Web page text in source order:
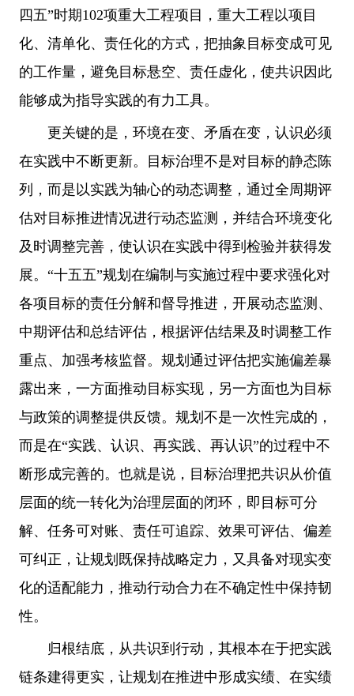
四五”时期102项重大工程项目，重大工程以项目
化、清单化、责任化的方式，把抽象目标变成可见
的工作量，避免目标悬空、责任虚化，使共识因此
能够成为指导实践的有力工具。
更关键的是，环境在变、矛盾在变，认识必须
在实践中不断更新。目标治理不是对目标的静态陈
列，而是以实践为轴心的动态调整，通过全周期评
估对目标推进情况进行动态监测，并结合环境变化
及时调整完善，使认识在实践中得到检验并获得发
展。“十五五”规划在编制与实施过程中要求强化对
各项目标的责任分解和督导推进，开展动态监测、
中期评估和总结评估，根据评估结果及时调整工作
重点、加强考核监督。规划通过评估把实施偏差暴
露出来，一方面推动目标实现，另一方面也为目标
与政策的调整提供反馈。规划不是一次性完成的，
而是在“实践、认识、再实践、再认识”的过程中不
断形成完善的。也就是说，目标治理把共识从价值
层面的统一转化为治理层面的闭环，即目标可分
解、任务可对账、责任可追踪、效果可评估、偏差
可纠正，让规划既保持战略定力，又具备对现实变
化的适配能力，推动行动合力在不确定性中保持韧
性。
归根结底，从共识到行动，其根本在于把实践
链条建得更实，让规划在推进中形成实绩、在实绩